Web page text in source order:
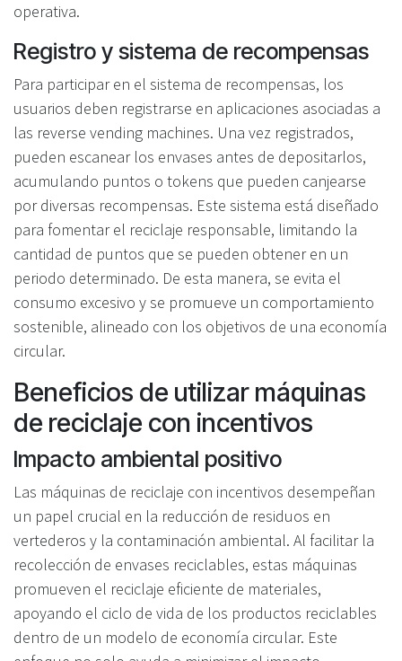
operativa.
Registro y sistema de recompensas
Para participar en el sistema de recompensas, los
usuarios deben registrarse en aplicaciones asociadas a
las reverse vending machines. Una vez registrados,
pueden escanear los envases antes de depositarlos,
acumulando puntos o tokens que pueden canjearse
por diversas recompensas. Este sistema está diseñado
para fomentar el reciclaje responsable, limitando la
cantidad de puntos que se pueden obtener en un
periodo determinado. De esta manera, se evita el
consumo excesivo y se promueve un comportamiento
sostenible, alineado con los objetivos de una economía
circular.
Beneficios de utilizar máquinas
de reciclaje con incentivos
Impacto ambiental positivo
Las máquinas de reciclaje con incentivos desempeñan
un papel crucial en la reducción de residuos en
vertederos y la contaminación ambiental. Al facilitar la
recolección de envases reciclables, estas máquinas
promueven el reciclaje eficiente de materiales,
apoyando el ciclo de vida de los productos reciclables
dentro de un modelo de economía circular. Este